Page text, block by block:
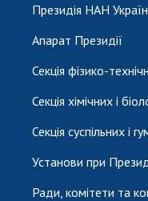
Президія НАН
Апарат Президії
Секція фізико-
Секція хімічних і
Секція суспільних і
Установи при
Ради, комітети та